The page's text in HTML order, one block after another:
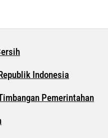
Indonesia
Pemerintahan